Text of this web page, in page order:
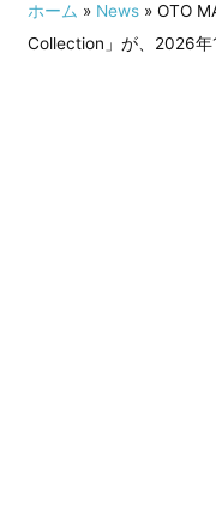
ホーム » News» OTO
Collection」が、2026年